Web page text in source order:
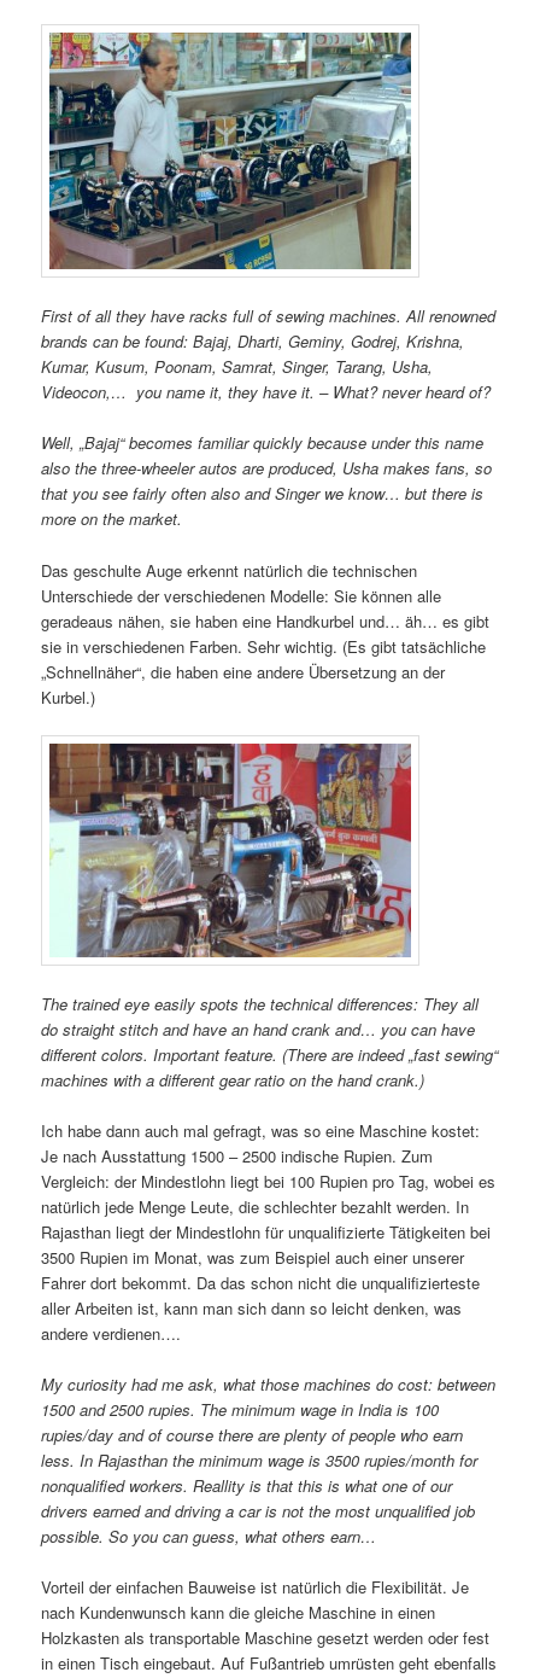
First of all they have racks full of sewing machines. All renowned
brands can be found: Bajaj, Dharti, Geminy, Godrej, Krishna,
Kumar, Kusum, Poonam, Samrat, Singer, Tarang, Usha,
Videocon,… you name it, they have it. – What? never heard of?
Well, „Bajaj“ becomes familiar quickly because under this name
also the three-wheeler autos are produced, Usha makes fans, so
that you see fairly often also and Singer we know… but there is
more on the market.
Das geschulte Auge erkennt natürlich die technischen
Unterschiede der verschiedenen Modelle: Sie können alle
geradeaus nähen, sie haben eine Handkurbel und… äh… es gibt
sie in verschiedenen Farben. Sehr wichtig. (Es gibt tatsächliche
„Schnellnäher“, die haben eine andere Übersetzung an der
Kurbel.)
The trained eye easily spots the technical differences: They all
do straight stitch and have an hand crank and… you can have
different colors. Important feature. (There are indeed „fast sewing“
machines with a different gear ratio on the hand crank.)
Ich habe dann auch mal gefragt, was so eine Maschine kostet:
Je nach Ausstattung 1500 – 2500 indische Rupien. Zum
Vergleich: der Mindestlohn liegt bei 100 Rupien pro Tag, wobei es
natürlich jede Menge Leute, die schlechter bezahlt werden. In
Rajasthan liegt der Mindestlohn für unqualifizierte Tätigkeiten bei
3500 Rupien im Monat, was zum Beispiel auch einer unserer
Fahrer dort bekommt. Da das schon nicht die unqualifizierteste
aller Arbeiten ist, kann man sich dann so leicht denken, was
andere verdienen….
My curiosity had me ask, what those machines do cost: between
1500 and 2500 rupies. The minimum wage in India is 100
rupies/day and of course there are plenty of people who earn
less. In Rajasthan the minimum wage is 3500 rupies/month for
nonqualified workers. Reallity is that this is what one of our
drivers earned and driving a car is not the most unqualified job
possible. So you can guess, what others earn…
Vorteil der einfachen Bauweise ist natürlich die Flexibilität. Je
nach Kundenwunsch kann die gleiche Maschine in einen
Holzkasten als transportable Maschine gesetzt werden oder fest
in einen Tisch eingebaut. Auf Fußantrieb umrüsten geht ebenfalls